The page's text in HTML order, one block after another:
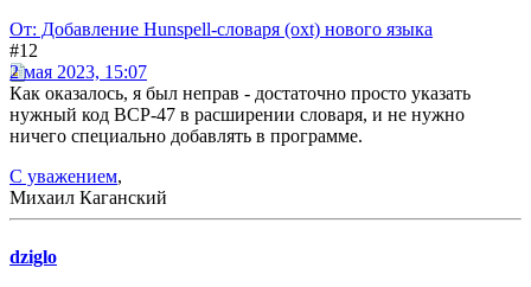
От: Добавление Hunspell-словаря (oxt) нового языка
#12
2 мая 2023, 15:07
Как оказалось, я был неправ - достаточно просто указать
нужный код BCP-47 в расширении словаря, и не нужно
ничего специально добавлять в программе.
С уважением,
Михаил Каганский
dziglo